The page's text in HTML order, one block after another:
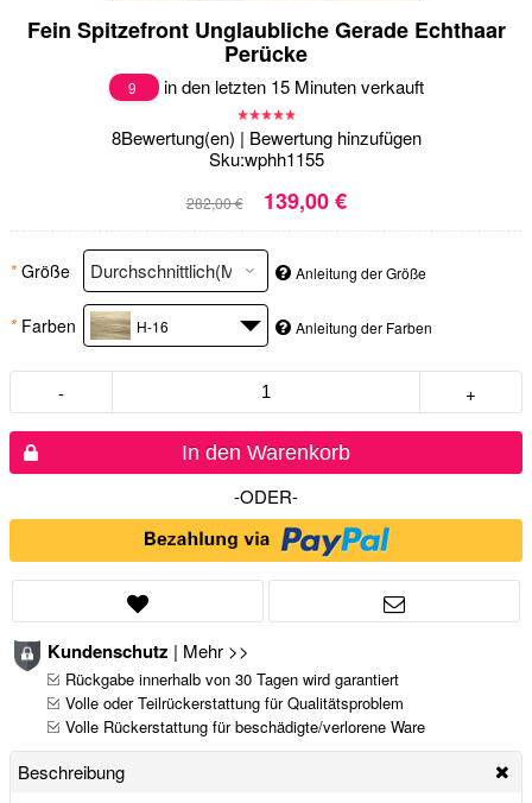
Fein Spitzefront Unglaubliche Gerade Echthaar
Perücke
9 in den letzten 15 Minuten verkauft
8Bewertung(en) | Bewertung hinzufügen
Sku:wphh1155
282,00 € 139,00 €
* Größe Anleitung der Größe
* Farben H-16 Anleitung der Farben
- +
In den Warenkorb
-ODER-
Kundenschutz | Mehr >>
Rückgabe innerhalb von 30 Tagen wird garantiert
Volle oder Teilrückerstattung für Qualitätsproblem
Volle Rückerstattung für beschädigte/verlorene Ware
Beschreibung